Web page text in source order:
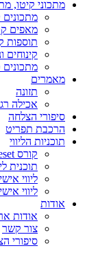
מתכוני קיטו,
מתכונים
מאפים
תוספות
קינוחים
מתכונים
מאמרים
תזונה
אכילה
סיפורי הצלחה
הרכבת תפריט
תוכניות הליווי
קורס Keto Reset
תוכנית
ליווי
ליווי
אודות
אודות
צור קשר
סיפורי